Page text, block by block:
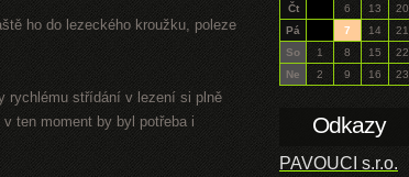
ho do lezeckého kroužku, poleze
rychlému střídání v lezení si plně
ten moment by byl potřeba i
Čt
6 13 20
Pá
7 14 21
So
1 8 15 22
Ne
2 9 16 23
Odkazy
PAVOUCI s.r.o.